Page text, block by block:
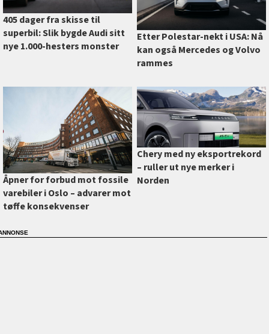
405 dager fra skisse til
superbil: Slik bygde Audi sitt
nye 1.000-hesters monster
Etter Polestar-nekt i USA: Nå
kan også Mercedes og Volvo
rammes
Åpner for forbud mot fossile
varebiler i Oslo –⁠ advarer mot
tøffe konsekvenser
Chery med ny eksportrekord
–⁠ ruller ut nye merker i
Norden